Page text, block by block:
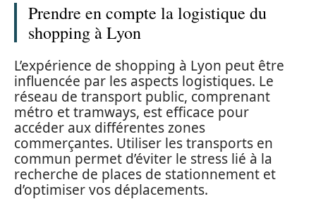
Prendre en compte la logistique du
shopping à Lyon
L’expérience de shopping à Lyon peut être
influencée par les aspects logistiques. Le
réseau de transport public, comprenant
métro et tramways, est efficace pour
accéder aux différentes zones
commerçantes. Utiliser les transports en
commun permet d’éviter le stress lié à la
recherche de places de stationnement et
d’optimiser vos déplacements.